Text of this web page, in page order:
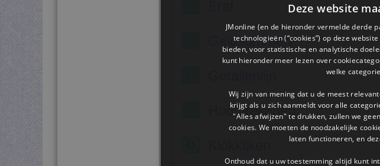
Geldsommen
Hoofdrekenen
Deze website
JMonline (en de hieronder vermelde derde
technologieën (“cookies”) op deze
bieden, voor statistische en analytische
kunt hieronder meer lezen over
welke
Wij zijn van mening dat u de meest
krijgt als u zich aanmeldt voor alle
"Alles afwijzen" te drukken, zullen we
cookies. We moeten de noodzakelijke
laten functioneren, en
Onthoud dat u uw toestemming altijd kunt